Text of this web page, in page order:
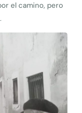
el camino, pero